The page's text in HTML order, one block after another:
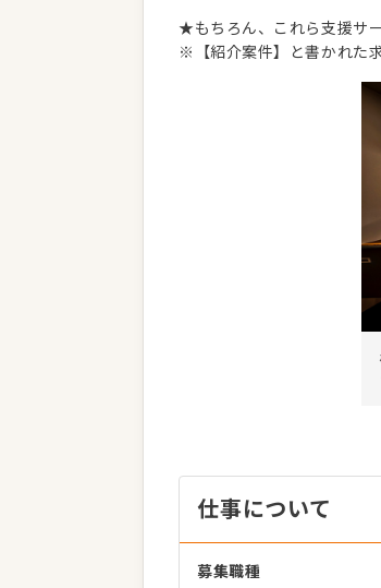
★もちろん、これら支援サ
※【紹介案件】と書かれた
仕事について
募集職種